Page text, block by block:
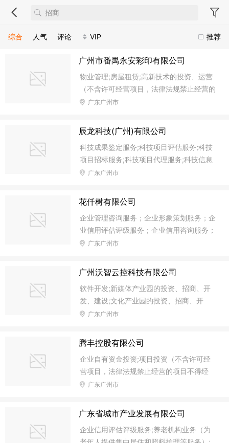
推荐
综合 人气 评论 VIP
广州市番禺永安彩印有限公司
物业管理;房屋租赁;高新技术的投资、运营
（不含许可经营项目，法律法规禁止经营的
项目不得经营）;文化产业园的投资、招
有房地产经营活动;建筑物清洁服务;代收代
缴水电费;建筑工程后期装饰、装修和清理;
室内装饰、装修;房屋建筑工程施工;用电报
装、用电增容报装服务;除出版物、包装装
潢印刷品之外的其他印刷品印刷
广东广州市
辰龙科技(广州)有限公司
科技成果鉴定服务;科技项目评估服务;科技
项目招标服务;科技项目代理服务;科技信息
咨询服务;科技中介服务;软件技术推广服务;
软件设计制作;人工智能算法软件的技术开
发与技术服务;软件测试服务;新媒体产业园
的投资、招商、开发、建设;网络技术的研
究、开发;互联网区块链技术研究开发服务;
计算机技术开发、技术服务;计算机硬件的
物联网技术研究开发;教学设备的研究开发;
许可文件方可经营）;商品批发贸易
广东广州市
花仟树有限公司
企业管理咨询服务；企业形象策划服务；企
业信用评估评级服务；企业信用咨询服务；
软件开发及服务；汽车产业园的招商、开
究、开发；通信技术研究开发、技术服务；
防伪标签技术开发、技术服务；电子防伪系
统技术开发、技术服务；物联网技术研究开
发；新材料技术开发服务；节能技术开发服
务；环保技术开发服务；建筑工程、土木工
除外）；货物及技术进出口(专营专控商品
电子支付系统、智能卡、电脑软硬件、银行
卡自动授权应用系统、
广东广州市
广州沃智云控科技有限公司
软件开发;新媒体产业园的投资、招商、开
发、建设;文化产业园的投资、招商、开
发、建设;健康科学项目研究、开发;材料科
技术研究、开发;通信技术研究开发、技术
服务;智能穿戴设备的研究开发;3D扫描及打
印设备的研究开发;模具增材制造设备的研
究开发;通信信号技术的研究开发;能源技术
研究、技术开发服务;太阳能技术研究、开
网区块链技术研究开发服务;计算机技术开
务;物联网技术研究开发;人工智能算法软件
广东广州市
腾丰控股有限公司
企业自有资金投资;项目投资（不含许可经
营项目，法律法规禁止经营的项目不得经
营）;受金融企业委托提供非金融业务服务;
目，法律法规禁止经营的项目不得经营）;
企业总部管理;企业管理服务（涉及许可经
营项目的除外）;房地产开发经营;建筑物空
广东广州市
广东省城市产业发展有限公司
企业信用评估评级服务;养老机构业务（为